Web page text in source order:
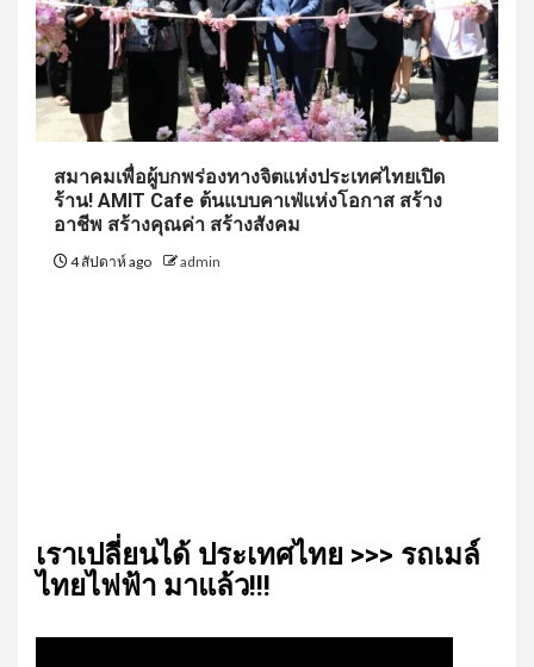
สมาคมเพื่อผู้บกพร่องทางจิตแห่งประเทศไทยเปิด
ร้าน! AMIT Cafe ต้นแบบคาเฟ่แห่งโอกาส สร้าง
อาชีพ สร้างคุณค่า สร้างสังคม
4 สัปดาห์ ago admin
เรา​เปลี่ยน​ได้​ ประเทศ​ไทย​ >>> รถเมล์​
ไทย​ไฟฟ้า​ มาแล้ว!!!